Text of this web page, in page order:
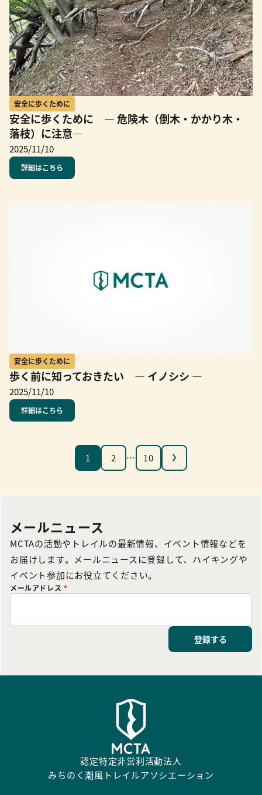
安全に歩くために
安全に歩くために ― 危険木（倒木・かかり木・
落枝）に注意―
2025/11/10
詳細はこちら
安全に歩くために
歩く前に知っておきたい ― イノシシ ―
2025/11/10
詳細はこちら
1 2 … 10 次へ
メールニュース
MCTAの活動やトレイルの最新情報、イベント情報などを
お届けします。メールニュースに登録して、ハイキングや
イベント参加にお役立てください。
メールアドレス *
登録する
認定特定非営利活動法人
みちのく潮風トレイルアソシエーション